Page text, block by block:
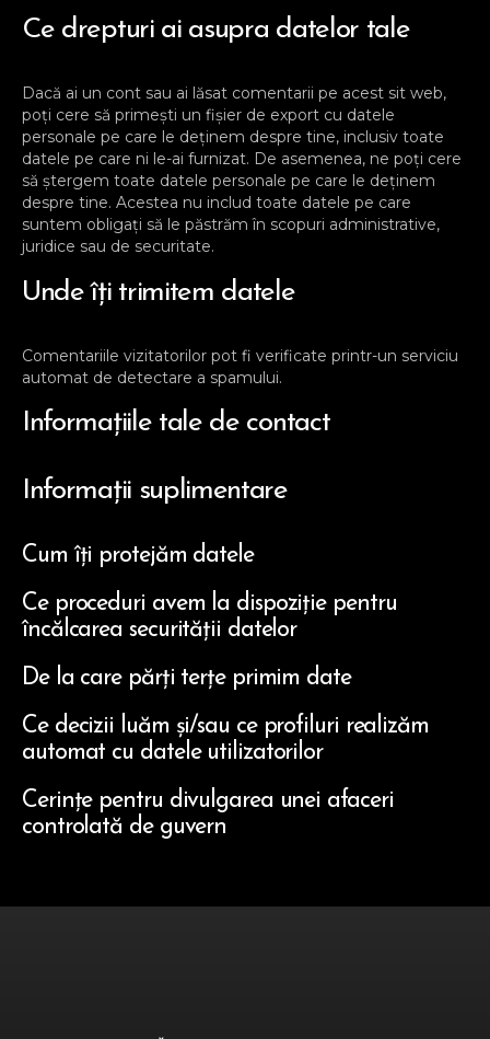
Ce drepturi ai asupra datelor tale
Dacă ai un cont sau ai lăsat comentarii pe acest sit web,
poți cere să primești un fișier de export cu datele
personale pe care le deținem despre tine, inclusiv toate
datele pe care ni le-ai furnizat. De asemenea, ne poți cere
să ștergem toate datele personale pe care le deținem
despre tine. Acestea nu includ toate datele pe care
suntem obligați să le păstrăm în scopuri administrative,
juridice sau de securitate.
Unde îți trimitem datele
Comentariile vizitatorilor pot fi verificate printr-un serviciu
automat de detectare a spamului.
Informațiile tale de contact
Informații suplimentare
Cum îți protejăm datele
Ce proceduri avem la dispoziție pentru
încălcarea securității datelor
De la care părți terțe primim date
Ce decizii luăm și/sau ce profiluri realizăm
automat cu datele utilizatorilor
Cerințe pentru divulgarea unei afaceri
controlată de guvern